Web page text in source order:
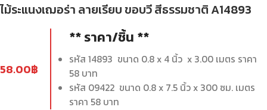
ไม้ระแนงเฌอร่า ลายเรียบ ขอบวี สีธรรมชาติ A14893
58.00฿
** ราคา/ชิ้น **
รหัส 14893 ขนาด 0.8 x 4 นิ้ว x 3.00 เมตร ราคา
58 บาท
รหัส 09422 ขนาด 0.8 x 7.5 นิ้ว x 300 ซม. เมตร
ราคา 58 บาท